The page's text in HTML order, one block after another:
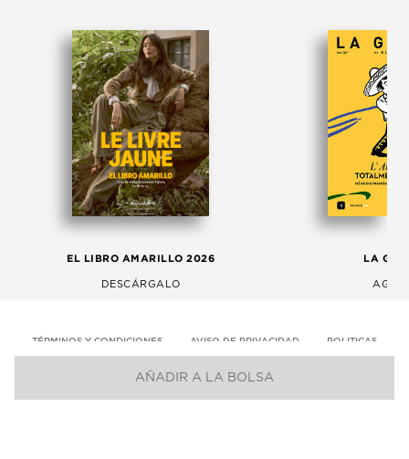
AÑADIR A LA BOLSA
EL LIBRO AMARILLO 2026
DESCÁRGALO
LA
TÉRMINOS Y CONDICIONES AVISO DE PRIVACIDAD POLITICAS